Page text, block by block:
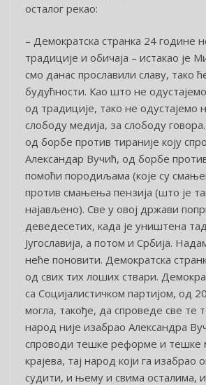
осталог рекао:
– Демократска странка 24 године
традиције и обичаја – истакао је
смо данас прославили славу, тако
будућности. Као што не
од традиције, тако не одустајемо
слободу медија, за слободу
од борбе против тираније коју
Александар Вучић, од борбе
помоћи породиљама (које су
против смањења пензија (што је
најављено). Све у овој држави
деведесетих, када је уништена
Југославија, а потом и Србија.
неће поновити. Демократска
од свих тих лоших ствари.
са Социјалистичком партијом, од
могла, такође, да спроведе све те
народ није изабрао Александра
спроводи тешке реформе и тешке
крајева, тај народ који га изабрао
судити, и њему и свима осталима,